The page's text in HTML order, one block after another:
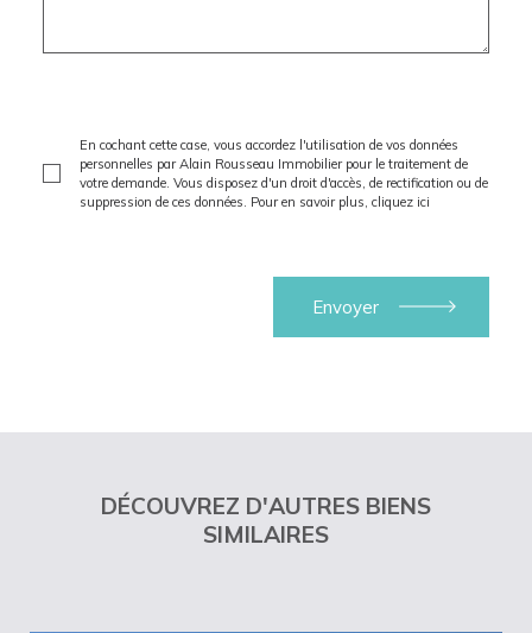
En cochant cette case, vous accordez l'utilisation de vos données
personnelles par Alain Rousseau Immobilier pour le traitement de
votre demande. Vous disposez d'un droit d'accès, de rectification ou de
suppression de ces données. Pour en savoir plus, cliquez ici
DÉCOUVREZ D'AUTRES BIENS
SIMILAIRES